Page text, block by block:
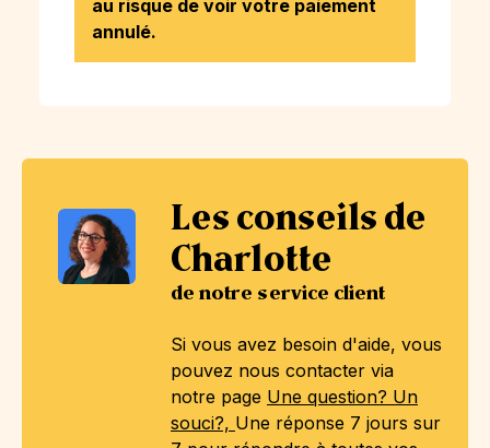
Les conseils de
Charlotte
de notre service client
Si vous avez besoin d'aide, vous
pouvez nous contacter via
notre page Une question? Un
souci?, Une réponse 7 jours sur
au risque de voir votre paiement
annulé.